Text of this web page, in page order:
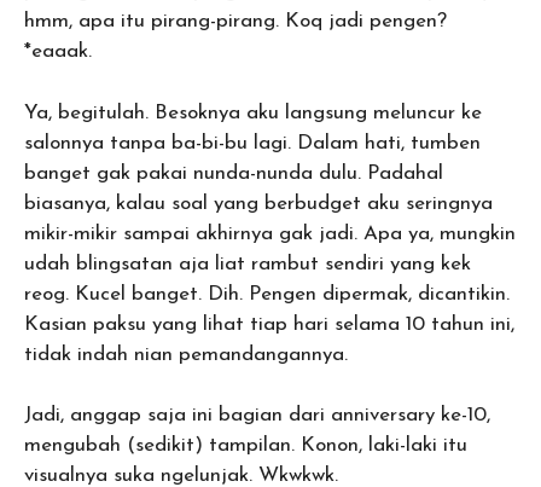
hmm, apa itu pirang-pirang. Koq jadi pengen?
*eaaak.
Ya, begitulah. Besoknya aku langsung meluncur ke
salonnya tanpa ba-bi-bu lagi. Dalam hati, tumben
banget gak pakai nunda-nunda dulu. Padahal
biasanya, kalau soal yang berbudget aku seringnya
mikir-mikir sampai akhirnya gak jadi. Apa ya, mungkin
udah blingsatan aja liat rambut sendiri yang kek
reog. Kucel banget. Dih. Pengen dipermak, dicantikin.
Kasian paksu yang lihat tiap hari selama 10 tahun ini,
tidak indah nian pemandangannya.
Jadi, anggap saja ini bagian dari anniversary ke-10,
mengubah (sedikit) tampilan. Konon, laki-laki itu
visualnya suka ngelunjak. Wkwkwk.